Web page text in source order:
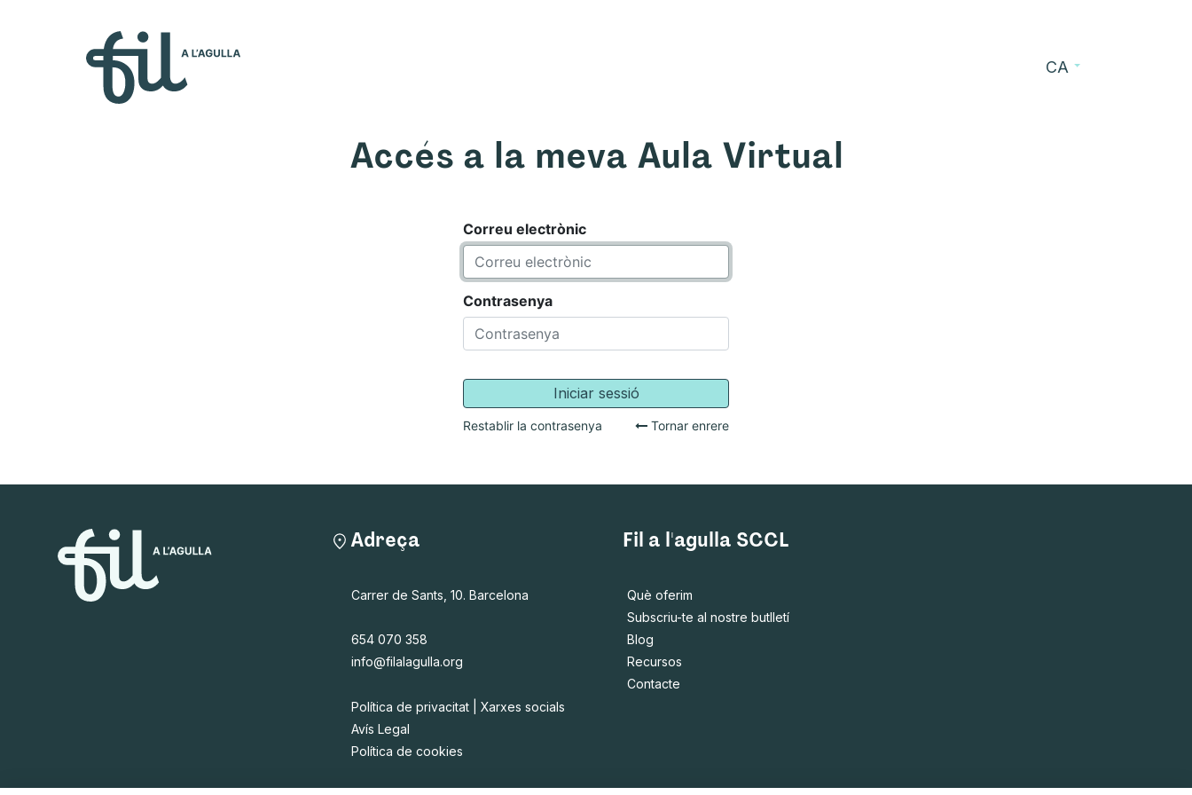
CA
Accés a la meva Aula Virtual
Correu electrònic
Contrasenya
Iniciar sessió
Restablir la contrasenya Tornar enrere
Adreça
Carrer de Sants, 10. Barcelona
654 070 358
info@filalagulla.org
Política de privacitat
Xarxes socials
Avís Legal
Política de cookies
Fil a l'agulla SCCL
Què oferim
Subscriu-te al nostre butlletí
Blog
Recursos
Contacte